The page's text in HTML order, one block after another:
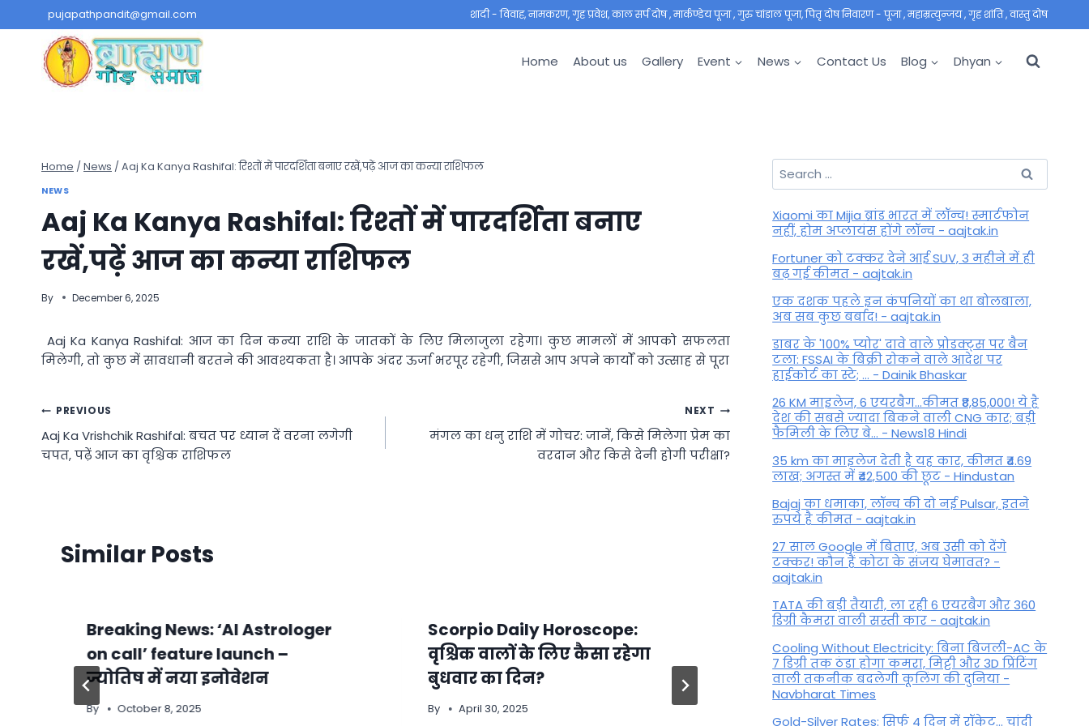
to
content
pujapathpandit@gmail.com शादी - विवाह, नामकरण, गृह प्रवेश, काल सर्प दोष , मार्कण्डेय पूजा , गुरु चांडाल पूजा, पितृ दोष निवारण - पूजा , महाम्रत्युन्जय , गृह शांति , वास्तु दोष
Home About us Gallery Event News Contact Us Blog Dhyan
Home / News / Aaj Ka Kanya Rashifal: रिश्तों में पारदर्शिता बनाए रखें,पढ़ें आज का कन्या राशिफल
NEWS
Aaj Ka Kanya Rashifal: रिश्तों में पारदर्शिता बनाए
रखें,पढ़ें आज का कन्या राशिफल
By December 6, 2025
Aaj Ka Kanya Rashifal: आज का दिन कन्या राशि के जातकों के लिए मिलाजुला रहेगा। कुछ मामलों में आपको सफलता
मिलेगी, तो कुछ में सावधानी बरतने की आवश्यकता है। आपके अंदर ऊर्जा भरपूर रहेगी, जिससे आप अपने कार्यों को उत्साह से पूरा
Post
navigation
PREVIOUS
Aaj Ka Vrishchik Rashifal: बचत पर ध्यान दें वरना लगेगी
चपत, पढ़ें आज का वृश्चिक राशिफल
NEXT
मंगल का धनु राशि में गोचर: जानें, किसे मिलेगा प्रेम का
वरदान और किसे देनी होगी परीक्षा?
Similar Posts
Breaking News: ‘AI Astrologer
on call’ feature launch –
ज्योतिष में नया इनोवेशन
By October 8, 2025
Scorpio Daily Horoscope:
वृश्चिक वालों के लिए कैसा रहेगा
बुधवार का दिन?
By April 30, 2025
Aaj ka Love Rashifal 4
December 2023: वैवाहिक जीवन
में उतार-चढ़ाव आएगा, प्रेम जीवन
सामान्य रहेगा
Search
for:
Xiaomi का Mijia ब्रांड भारत में लॉन्च! स्मार्टफोन
नहीं, होम अप्लायंस होंगे लॉन्च - aajtak.in
Fortuner को टक्कर देने आई SUV, 3 महीने में ही
बढ़ गई कीमत - aajtak.in
एक दशक पहले इन कंपनियों का था बोलबाला,
अब सब कुछ बर्बाद! - aajtak.in
डाबर के '100% प्योर' दावे वाले प्रोडक्ट्स पर बैन
टला: FSSAI के बिक्री रोकने वाले आदेश पर
हाईकोर्ट का स्टे; ... - Dainik Bhaskar
26 KM माइलेज, 6 एयरबैग...कीमत ₹8,85,000! ये है
देश की सबसे ज्यादा बिकने वाली CNG कार; बड़ी
फैमिली के लिए बे... - News18 Hindi
35 km का माइलेज देती है यह कार, कीमत ₹4.69
लाख; अगस्त में ₹42,500 की छूट - Hindustan
Bajaj का धमाका, लॉन्च की दो नई Pulsar, इतने
रुपये है कीमत - aajtak.in
27 साल Google में बिताए, अब उसी को देंगे
टक्कर! कौन हैं कोटा के संजय घेमावत? -
aajtak.in
TATA की बड़ी तैयारी, ला रही 6 एयरबैग और 360
डिग्री कैमरा वाली सस्ती कार - aajtak.in
Cooling Without Electricity: बिना बिजली-AC के
7 डिग्री तक ठंडा होगा कमरा, मिट्टी और 3D प्रिंटिंग
वाली तकनीक बदलेगी कूलिंग की दुनिया -
Navbharat Times
Gold-Silver Rates: सिर्फ 4 दिन में रॉकेट... चांदी